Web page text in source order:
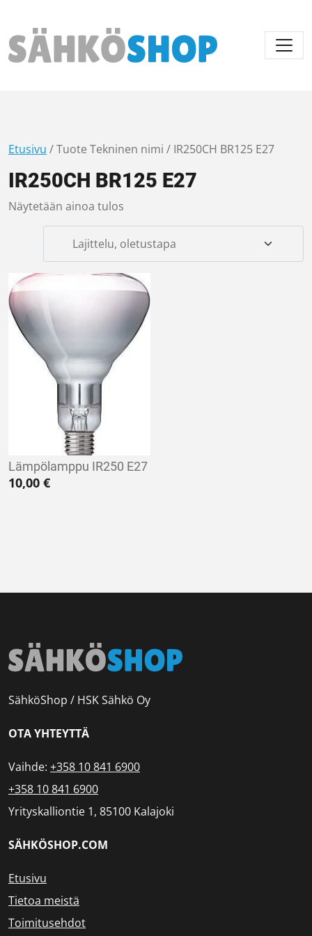
Päävalikko
Etusivu / Tuote Tekninen nimi / IR250CH BR125 E27
IR250CH BR125 E27
Näytetään ainoa tulos
Lämpölamppu IR250 E27
10,00 €
SähköShop / HSK Sähkö Oy
OTA YHTEYTTÄ
Vaihde: +358 10 841 6900
+358 10 841 6900
Yrityskalliontie 1, 85100 Kalajoki
SÄHKÖSHOP.COM
Etusivu
Tietoa meistä
Toimitusehdot